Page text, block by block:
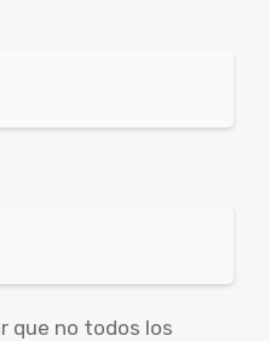
que no todos los